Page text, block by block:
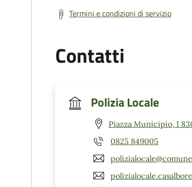
Termini e condizioni di servizio
Contatti
Polizia Locale
Piazza Municipio, 1
0825 849005